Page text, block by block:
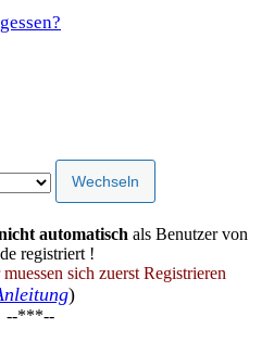
automatisch als Benutzer von
registriert !
sich zuerst Registrieren
)
--***--